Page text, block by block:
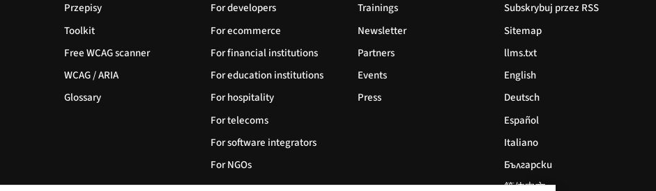
Przepisy
Toolkit
Free WCAG scanner
WCAG / ARIA
Glossary
For developers
For ecommerce
For financial institutions
For education institutions
For hospitality
For telecoms
For software integrators
For NGOs
Trainings
Newsletter
Partners
Events
Press
Subskrybuj przez RSS
Sitemap
llms.txt
English
Deutsch
Español
Italiano
Български
简体中文